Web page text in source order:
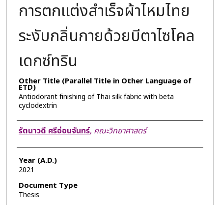
การตกแต่งสำเร็จผ้าไหมไทย
ระงับกลิ่นกายด้วยบีตาไซโคล
เดกซ์ทริน
Other Title (Parallel Title in Other Language of
ETD)
Antiodorant finishing of Thai silk fabric with beta
cyclodextrin
Author
รัตนาวดี ศรีอ่อนจันทร์, คณะวิทยาศาสตร์
Year (A.D.)
2021
Document Type
Thesis